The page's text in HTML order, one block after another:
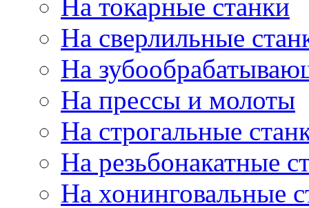
На токарные станки
На сверлильные
На
На прессы и молоты
На строгальные
На резьбонакатные
На хонинговальные